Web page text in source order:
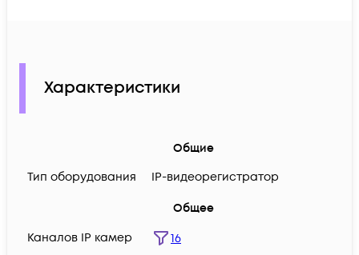
Характеристики
Общие
Тип оборудования
IP-видеорегистратор
Общее
Каналов IP камер
16